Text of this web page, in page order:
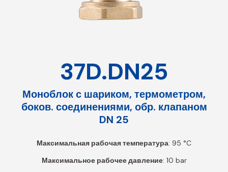
37D.DN25
Моноблок с шариком, термометром,
боков. соединениями, обр. клапаном
DN 25
Максимальная рабочая температура: 95 °C
Максимальное рабочее давление: 10 bar